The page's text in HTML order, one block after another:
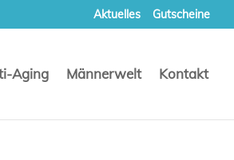
Aktuelles Gutscheine
Aging Männerwelt Kontakt